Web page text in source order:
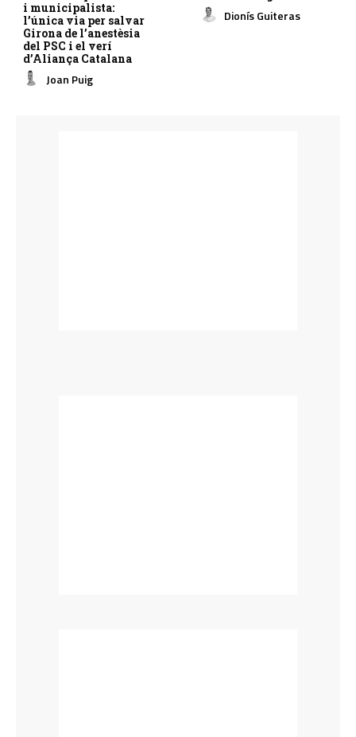
i municipalista:
l’única via per salvar
Girona de l’anestèsia
del PSC i el verí
d’Aliança Catalana
Joan Puig
Dionís Guiteras